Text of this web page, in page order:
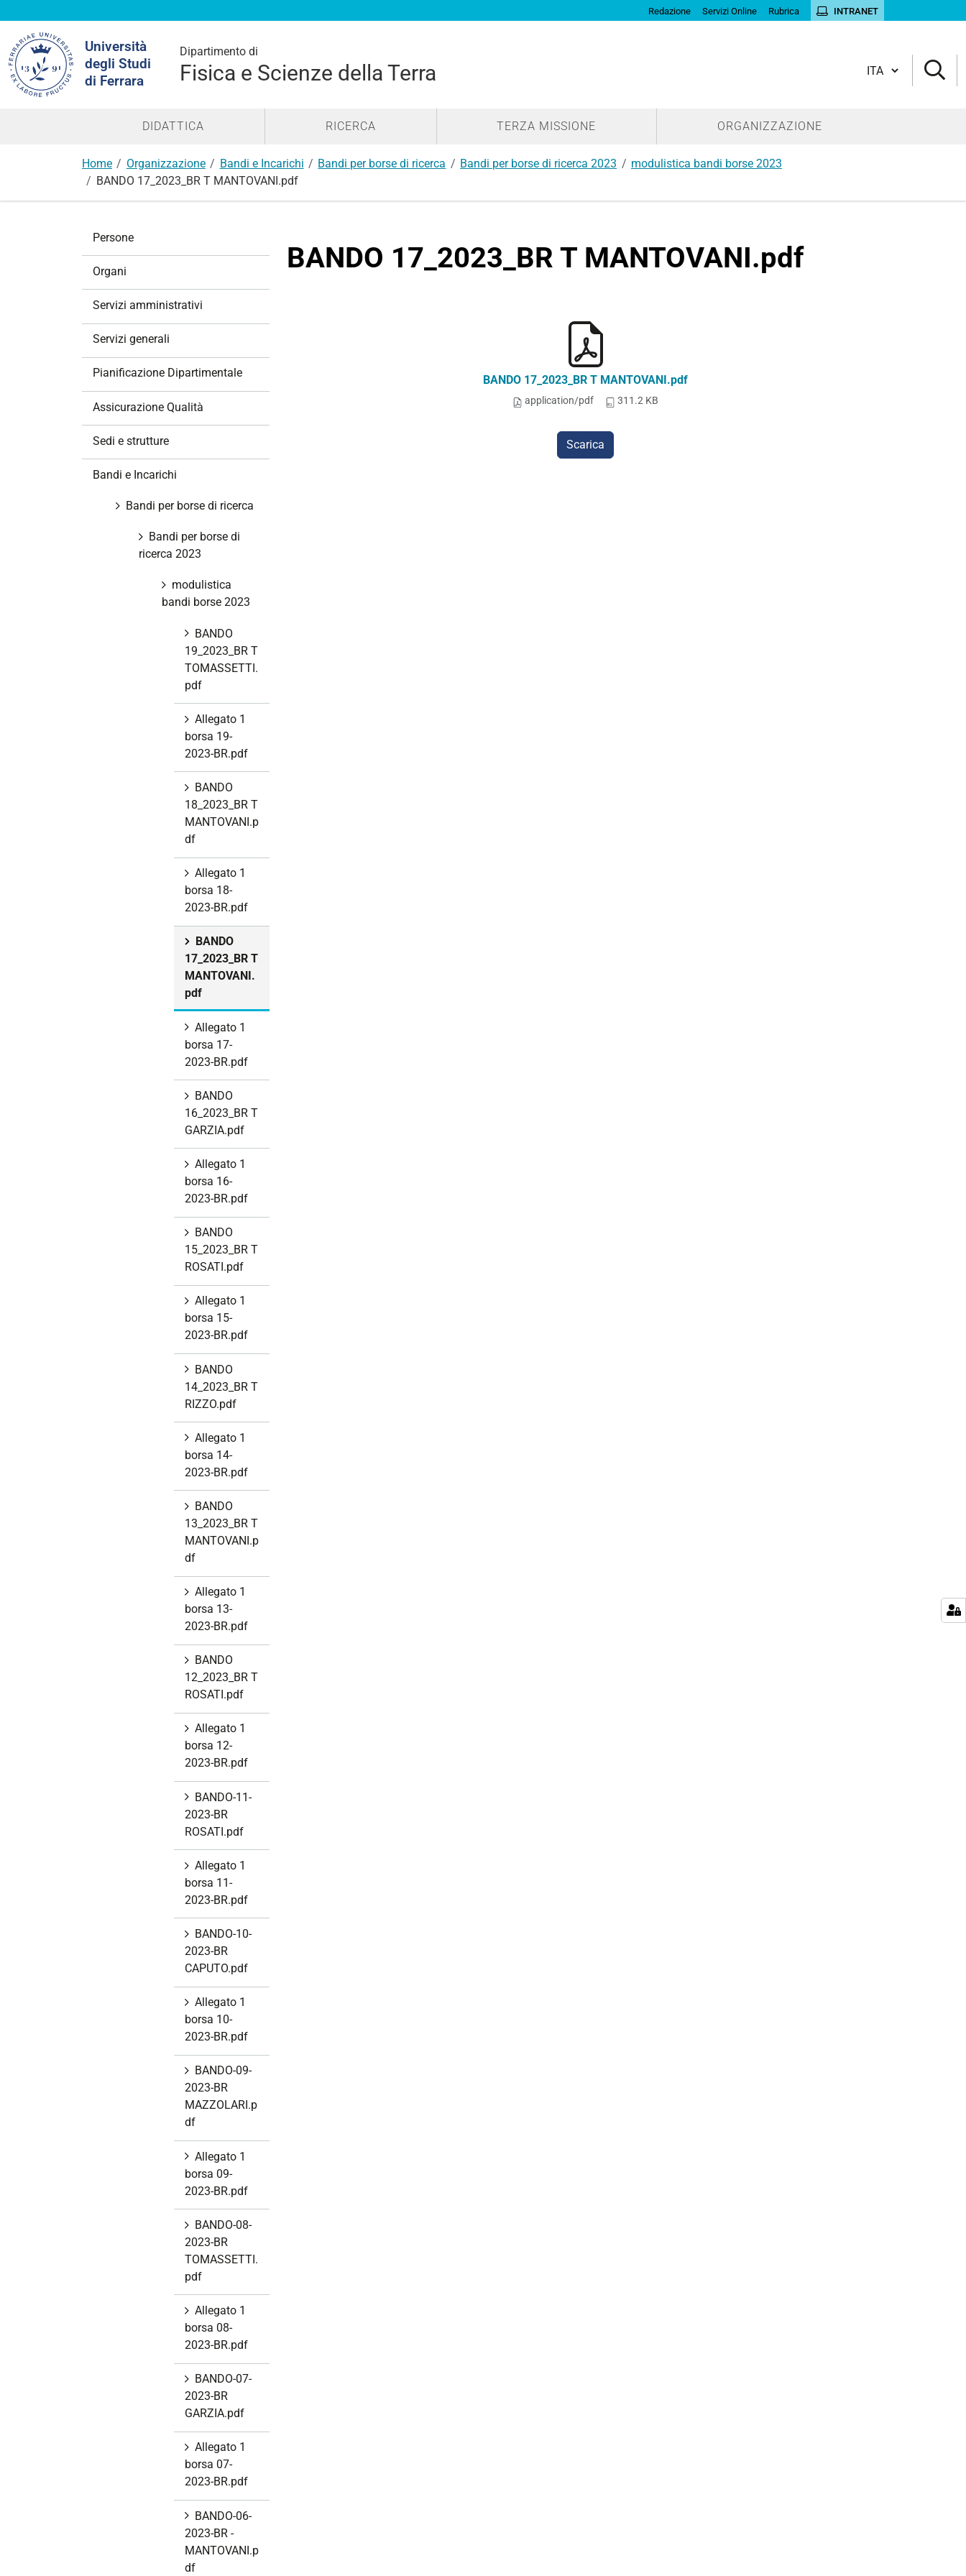
Redazione Servizi Online Rubrica INTRANET
Università
degli Studi
di Ferrara
Dipartimento di
Fisica e Scienze della Terra
nel
sito
Cambia lingua
DIDATTICA RICERCA TERZA MISSIONE ORGANIZZAZIONE
Home Organizzazione Bandi e Incarichi Bandi per borse di ricerca Bandi per borse di ricerca 2023
modulistica bandi borse 2023
BANDO 17_2023_BR T MANTOVANI.pdf
BANDO 17_2023_BR T MANTOVANI.pdf
BANDO 17_2023_BR T MANTOVANI.pdf
application/pdf 311.2 KB
Scarica
Persone
Organi
Servizi amministrativi
Servizi generali
Pianificazione Dipartimentale
Assicurazione Qualità
Sedi e strutture
Bandi e Incarichi
Bandi per borse di ricerca
Bandi per borse di
ricerca 2023
modulistica
bandi borse 2023
BANDO
19_2023_BR T
TOMASSETTI.
pdf
Allegato 1
borsa 19-
2023-BR.pdf
BANDO
18_2023_BR T
MANTOVANI.p
df
Allegato 1
borsa 18-
2023-BR.pdf
BANDO
17_2023_BR T
MANTOVANI.
pdf
Allegato 1
borsa 17-
2023-BR.pdf
BANDO
16_2023_BR T
GARZIA.pdf
Allegato 1
borsa 16-
2023-BR.pdf
BANDO
15_2023_BR T
ROSATI.pdf
Allegato 1
borsa 15-
2023-BR.pdf
BANDO
14_2023_BR T
RIZZO.pdf
Allegato 1
borsa 14-
2023-BR.pdf
BANDO
13_2023_BR T
MANTOVANI.p
df
Allegato 1
borsa 13-
2023-BR.pdf
BANDO
12_2023_BR T
ROSATI.pdf
Allegato 1
borsa 12-
2023-BR.pdf
BANDO-11-
2023-BR
ROSATI.pdf
Allegato 1
borsa 11-
2023-BR.pdf
BANDO-10-
2023-BR
CAPUTO.pdf
Allegato 1
borsa 10-
2023-BR.pdf
BANDO-09-
2023-BR
MAZZOLARI.p
df
Allegato 1
borsa 09-
2023-BR.pdf
BANDO-08-
2023-BR
TOMASSETTI.
pdf
Allegato 1
borsa 08-
2023-BR.pdf
BANDO-07-
2023-BR
GARZIA.pdf
Allegato 1
borsa 07-
2023-BR.pdf
BANDO-06-
2023-BR -
MANTOVANI.p
df